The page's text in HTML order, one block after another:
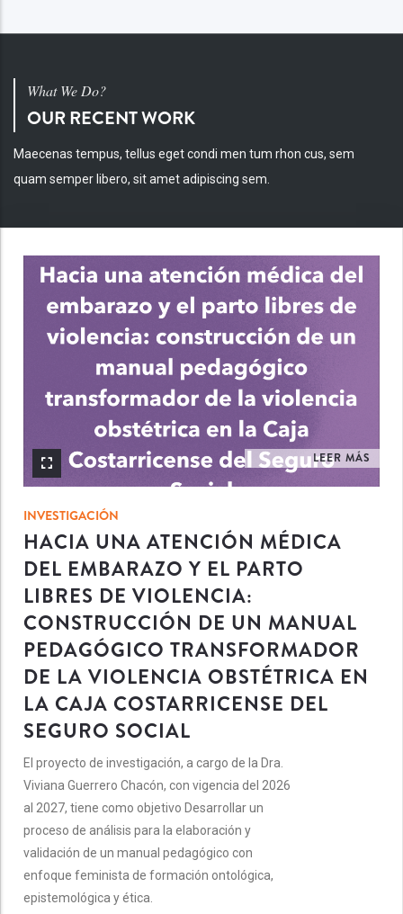
What We Do?
OUR RECENT WORK
Maecenas tempus, tellus eget condi men tum rhon cus, sem
quam semper libero, sit amet adipiscing sem.
LEER MÁS
INVESTIGACIÓN
HACIA UNA ATENCIÓN MÉDICA
DEL EMBARAZO Y EL PARTO
LIBRES DE VIOLENCIA:
CONSTRUCCIÓN DE UN MANUAL
PEDAGÓGICO TRANSFORMADOR
DE LA VIOLENCIA OBSTÉTRICA EN
LA CAJA COSTARRICENSE DEL
SEGURO SOCIAL
El proyecto de investigación, a cargo de la Dra.
Viviana Guerrero Chacón, con vigencia del 2026
al 2027, tiene como objetivo Desarrollar un
proceso de análisis para la elaboración y
validación de un manual pedagógico con
enfoque feminista de formación ontológica,
epistemológica y ética.